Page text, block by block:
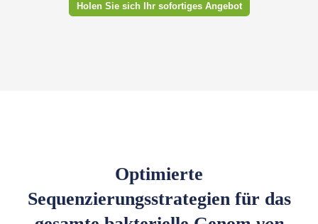
Holen Sie sich Ihr sofortiges Angebot
Optimierte
Sequenzierungsstrategien für das